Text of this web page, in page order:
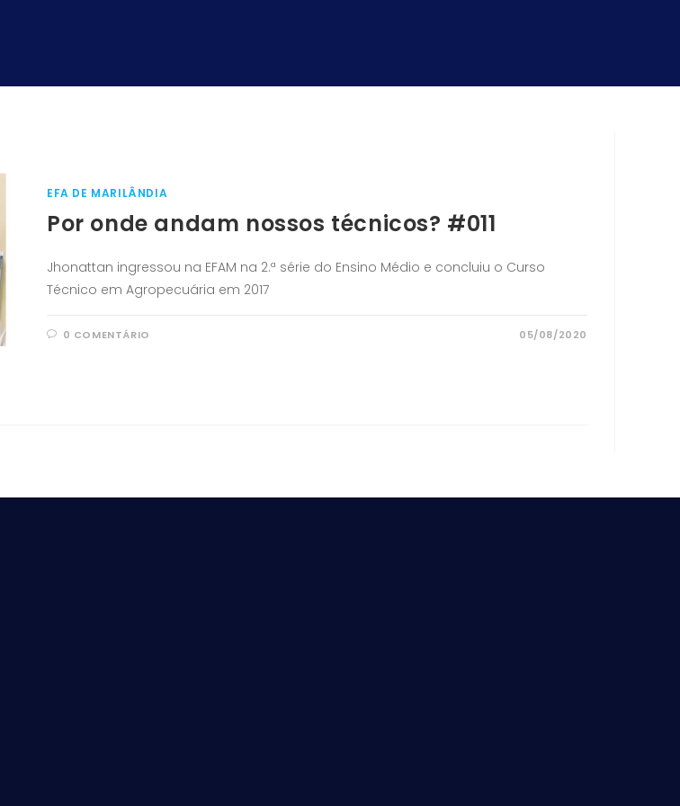
EFA DE MARILÂNDIA
Por onde andam nossos técnicos? #011
Jhonattan ingressou na EFAM na 2.ª série do Ensino Médio e concluiu o Curso
Técnico em Agropecuária em 2017
0 COMENTÁRIO 05/08/2020